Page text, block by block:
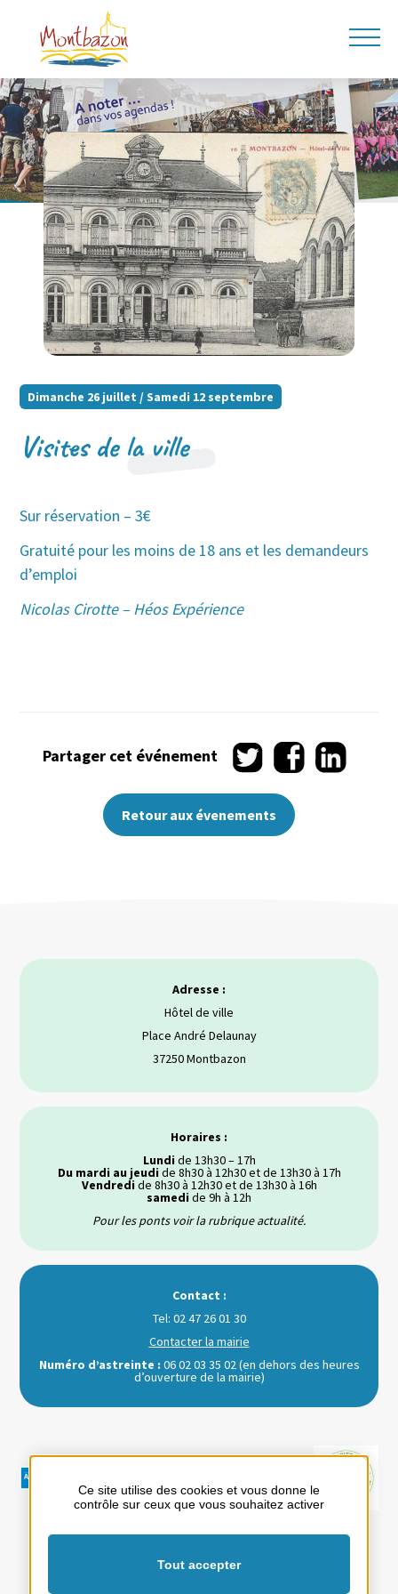
Dimanche 26 juillet / Samedi 12 septembre
Visites de la ville
Sur réservation – 3€
Gratuité pour les moins de 18 ans et les demandeurs
d’emploi
Nicolas Cirotte – Héos Expérience
Partager cet événement
Partager
sur
Twitter
Partager
sur
Partager
sur
Retour aux évenements
Adresse :
Hôtel de ville
Place André Delaunay
37250 Montbazon
Horaires :
Lundi de 13h30 – 17h
Du mardi au jeudi de 8h30 à 12h30 et de 13h30 à 17h
Vendredi de 8h30 à 12h30 et de 13h30 à 16h
samedi de 9h à 12h
Pour les ponts voir la rubrique actualité.
Contact :
Tel: 02 47 26 01 30
Contacter la mairie
Numéro d’astreinte : 06 02 03 35 02 (en dehors des heures
d’ouverture de la mairie)
Ce site utilise des cookies et vous donne le
contrôle sur ceux que vous souhaitez activer
Tout accepter